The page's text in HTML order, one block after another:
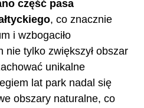
część pasa
, co znacznie
i wzbogaciło
nie tylko zwiększył obszar
unikalne
lat park nadal się
obszary naturalne, co